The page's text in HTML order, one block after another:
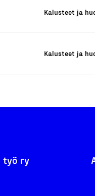
Kalusteet ja
Kalusteet ja
työ ry